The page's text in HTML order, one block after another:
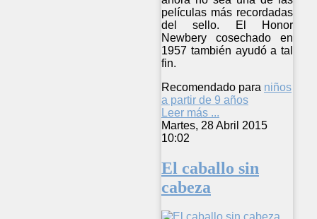
películas más recordadas
del sello. El Honor
Newbery cosechado en
1957 también ayudó a tal
fin.
Recomendado para niños
a partir de 9 años
Leer más ...
Martes, 28 Abril 2015
10:02
El caballo sin
cabeza